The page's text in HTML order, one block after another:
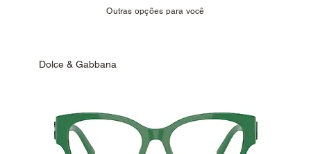
Outras opções para você
Dolce & Gabbana